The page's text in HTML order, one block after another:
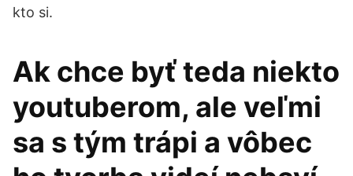
kto si.
Ak chce byť teda niekto
youtuberom, ale veľmi
sa s tým trápi a vôbec